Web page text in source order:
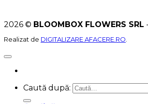
2026 © BLOOMBOX FLOWERS SRL
Realizat de DIGITALIZARE AFACERE.RO
Caută după: